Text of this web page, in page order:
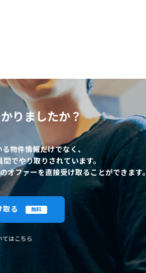
りましたか？
物件情報だけでなく、
でやり取りされています。
ファーを直接受け取ることができます。
取る 無料
てはこちら